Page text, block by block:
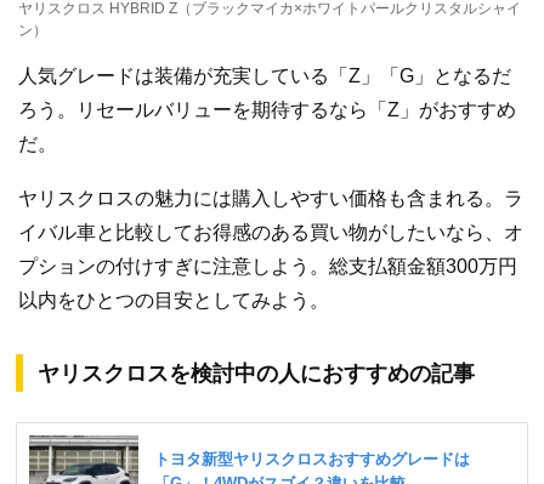
ヤリスクロス HYBRID Z（ブラックマイカ×ホワイトパールクリスタルシャイ
ン）
人気グレードは装備が充実している「Z」「G」となるだ
ろう。リセールバリューを期待するなら「Z」がおすすめ
だ。
ヤリスクロスの魅力には購入しやすい価格も含まれる。ラ
イバル車と比較してお得感のある買い物がしたいなら、オ
プションの付けすぎに注意しよう。総支払額金額300万円
以内をひとつの目安としてみよう。
ヤリスクロスを検討中の人におすすめの記事